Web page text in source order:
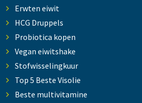
Erwten eiwit
HCG Druppels
Probiotica kopen
Vegan eiwitshake
Stofwisselingkuur
Top 5 Beste Visolie
Beste multivitamine